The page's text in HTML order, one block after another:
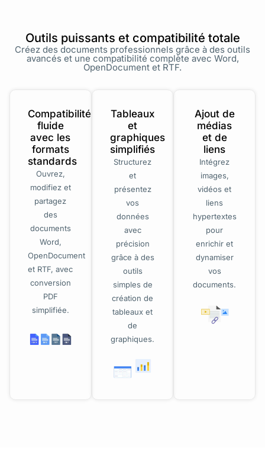
Outils puissants et compatibilité totale
Créez des documents professionnels grâce à des outils
avancés et une compatibilité complète avec Word,
OpenDocument et RTF.
Compatibilité
fluide
avec les
formats
standards
Ouvrez,
modifiez et
partagez
des
documents
Word,
OpenDocument
et RTF, avec
conversion
PDF
simplifiée.
Tableaux
et
graphiques
simplifiés
Structurez
et
présentez
vos
données
avec
précision
grâce à des
outils
simples de
création de
tableaux et
de
graphiques.
Ajout de
médias
et de
liens
Intégrez
images,
vidéos et
liens
hypertextes
pour
enrichir et
dynamiser
vos
documents.